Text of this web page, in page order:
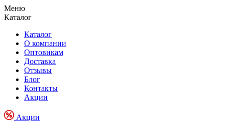
Меню
Каталог
Каталог
О компании
Оптовикам
Доставка
Отзывы
Блог
Контакты
Акции
Акции